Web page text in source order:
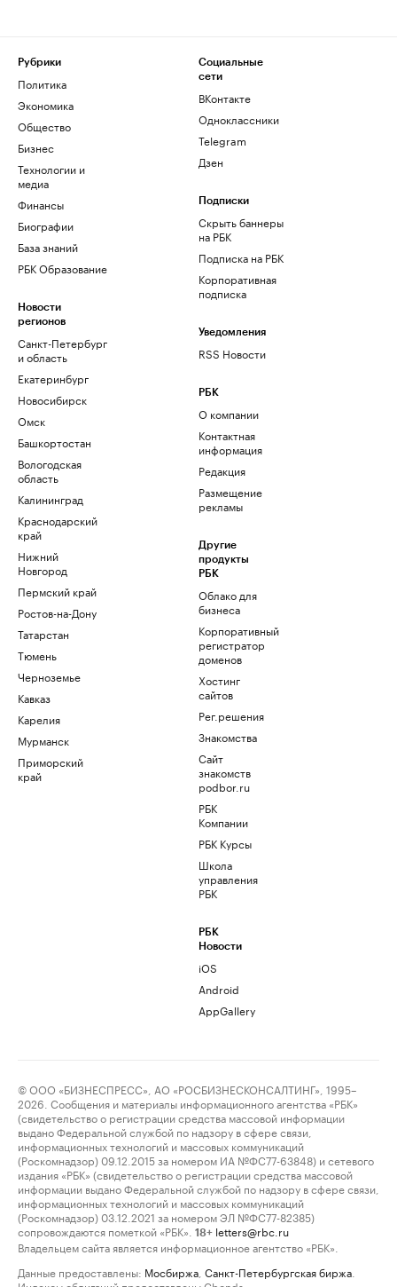
Рубрики
Политика
Экономика
Общество
Бизнес
Технологии и
медиа
Финансы
Биографии
База знаний
РБК Образование
Новости
регионов
Санкт-Петербург
и область
Екатеринбург
Новосибирск
Омск
Башкортостан
Вологодская
область
Калининград
Краснодарский
край
Нижний
Новгород
Пермский край
Ростов-на-Дону
Татарстан
Тюмень
Черноземье
Кавказ
Карелия
Мурманск
Приморский
край
Социальные
сети
ВКонтакте
Одноклассники
Telegram
Дзен
Подписки
Скрыть баннеры
на РБК
Подписка на РБК
Корпоративная
подписка
Уведомления
RSS Новости
РБК
О компании
Контактная
информация
Редакция
Размещение
рекламы
Другие
продукты
РБК
Облако для
бизнеса
Корпоративный
регистратор
доменов
Хостинг
сайтов
Рег.решения
Знакомства
Сайт
знакомств
podbor.ru
РБК
Компании
РБК Курсы
Школа
управления
РБК
РБК
Новости
iOS
Android
AppGallery
© ООО «БИЗНЕСПРЕСС», АО «РОСБИЗНЕСКОНСАЛТИНГ», 1995–
2026. Сообщения и материалы информационного агентства «РБК»
(свидетельство о регистрации средства массовой информации
выдано Федеральной службой по надзору в сфере связи,
информационных технологий и массовых коммуникаций
(Роскомнадзор) 09.12.2015 за номером ИА №ФС77-63848) и сетевого
издания «РБК» (свидетельство о регистрации средства массовой
информации выдано Федеральной службой по надзору в сфере связи,
информационных технологий и массовых коммуникаций
(Роскомнадзор) 03.12.2021 за номером ЭЛ №ФС77-82385)
сопровождаются пометкой «РБК».
18+ letters@rbc.ru
Владельцем сайта является информационное агентство «РБК».
Данные предоставлены: Мосбиржа Санкт-Петербургская биржа